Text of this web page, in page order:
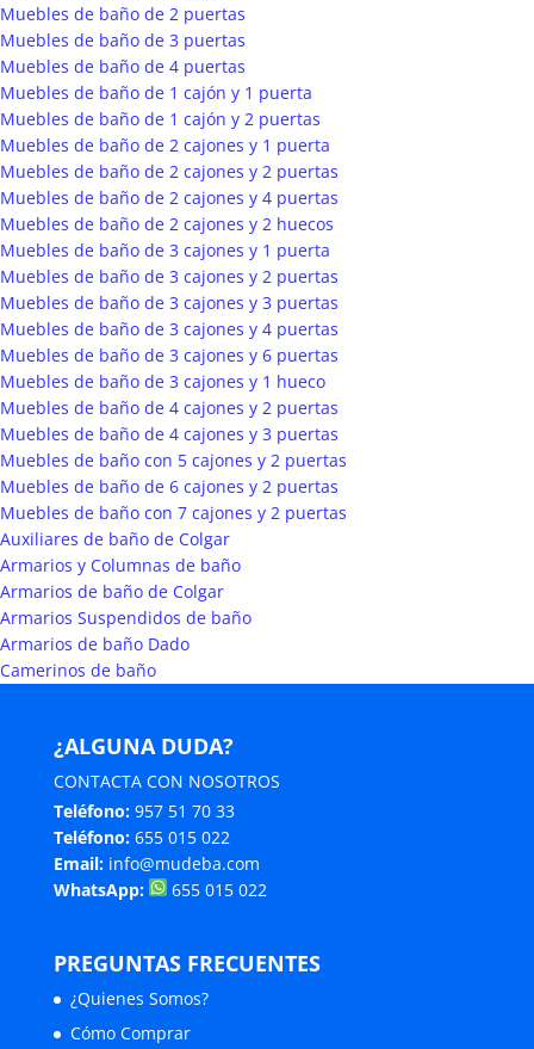
Muebles de baño de 2 puertas
Muebles de baño de 3 puertas
Muebles de baño de 4 puertas
Muebles de baño de 1 cajón y 1 puerta
Muebles de baño de 1 cajón y 2 puertas
Muebles de baño de 2 cajones y 1 puerta
Muebles de baño de 2 cajones y 2 puertas
Muebles de baño de 2 cajones y 4 puertas
Muebles de baño de 2 cajones y 2 huecos
Muebles de baño de 3 cajones y 1 puerta
Muebles de baño de 3 cajones y 2 puertas
Muebles de baño de 3 cajones y 3 puertas
Muebles de baño de 3 cajones y 4 puertas
Muebles de baño de 3 cajones y 6 puertas
Muebles de baño de 3 cajones y 1 hueco
Muebles de baño de 4 cajones y 2 puertas
Muebles de baño de 4 cajones y 3 puertas
Muebles de baño con 5 cajones y 2 puertas
Muebles de baño de 6 cajones y 2 puertas
Muebles de baño con 7 cajones y 2 puertas
Auxiliares de baño de Colgar
Armarios y Columnas de baño
Armarios de baño de Colgar
Armarios Suspendidos de baño
Armarios de baño Dado
Camerinos de baño
¿ALGUNA DUDA?
CONTACTA CON NOSOTROS
Teléfono: 957 51 70 33
Teléfono: 655 015 022
Email: info@mudeba.com
WhatsApp:
655 015 022
PREGUNTAS FRECUENTES
¿Quienes Somos?
Cómo Comprar